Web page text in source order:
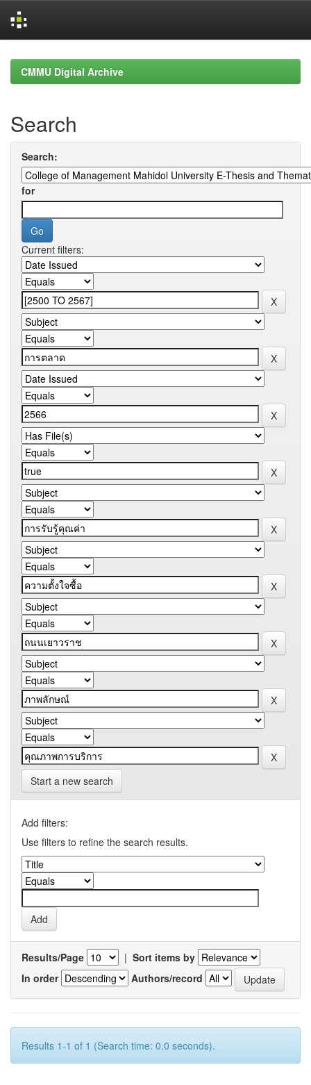
navigationCMMU Digital Archive
Search
Search:
for
Current filters:
Start a new search
Add filters:
Use filters to refine the search results.
Results/Page | Sort items by
In order
Authors/record
Results 1-1 of 1 (Search time: 0.0 seconds).